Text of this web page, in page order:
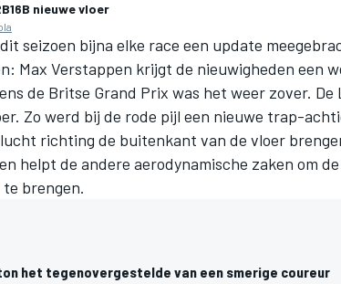
nieuwe vloer
seizoen bijna elke race een update
Max Verstappen krijgt de nieuwigheden een
de Britse Grand Prix was het weer zover.
Zo werd bij de rode pijl een nieuwe trap-
richting de buitenkant van de vloer
helpt de andere aerodynamische zaken om
brengen.
het tegenovergestelde van een smerige coureur